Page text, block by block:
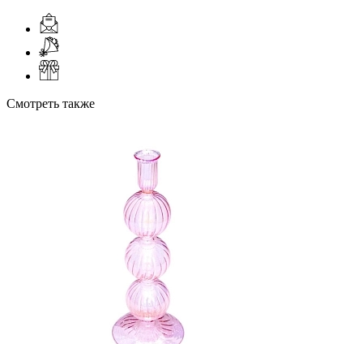
Смотреть также